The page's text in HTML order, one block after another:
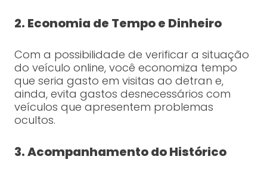
2. Economia de Tempo e Dinheiro
Com a possibilidade de verificar a situação
do veículo online, você economiza tempo
que seria gasto em visitas ao detran e,
ainda, evita gastos desnecessários com
veículos que apresentem problemas
ocultos.
3. Acompanhamento do Histórico